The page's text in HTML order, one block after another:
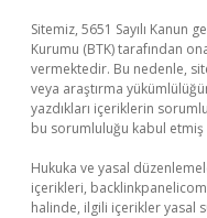
Sitemiz, 5651 Sayılı Kanun
Kurumu (BTK) tarafından
vermektedir. Bu nedenle,
veya araştırma
yazdıkları içeriklerin
bu sorumluluğu kabul etmiş
Hukuka ve yasal
içerikleri,
halinde, ilgili içerikler yasal